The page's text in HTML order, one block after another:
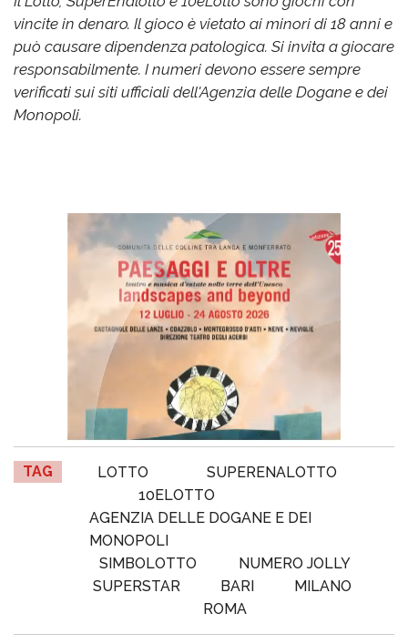
vincite in denaro. Il gioco è vietato ai minori di 18 anni e
può causare dipendenza patologica. Si invita a giocare
responsabilmente. I numeri devono essere sempre
verificati sui siti ufficiali dell'Agenzia delle Dogane e dei
Monopoli.
TAG LOTTO
SUPERENALOTTO
10ELOTTO
AGENZIA DELLE DOGANE E DEI
MONOPOLI
SIMBOLOTTO
NUMERO JOLLY
SUPERSTAR
BARI
MILANO
ROMA